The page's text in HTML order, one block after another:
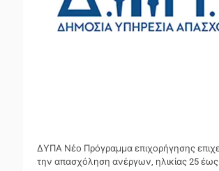
ΔΥΠΑ Νέο Πρόγραμμα επιχορήγησης
την απασχόληση ανέργων, ηλικίας 25